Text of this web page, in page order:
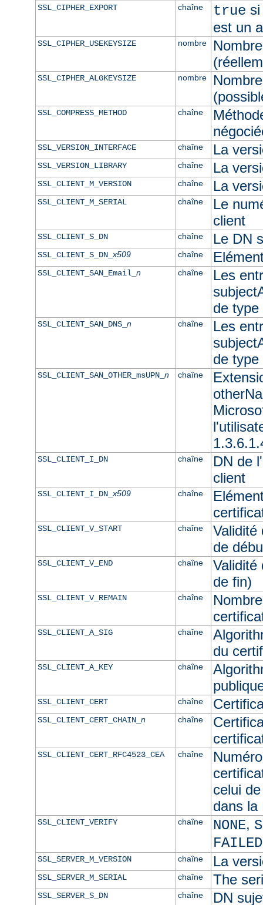
SSL_CIPHER_EXPORT chaîne true
est un
SSL_CIPHER_USEKEYSIZE nombre
SSL_CIPHER_ALGKEYSIZE nombre
SSL_COMPRESS_METHOD chaîne
SSL_VERSION_INTERFACE chaîne La
SSL_VERSION_LIBRARY chaîne La
SSL_CLIENT_M_VERSION chaîne La
SSL_CLIENT_M_SERIAL chaîne
Le
client
SSL_CLIENT_S_DN chaîne Le DN
SSL_CLIENT_S_DN_x509 chaîne
SSL_CLIENT_SAN_Email_ n chaîne
Les
de type
SSL_CLIENT_SAN_DNS_ n chaîne
Les
de type
SSL_CLIENT_SAN_OTHER_msUPN_ n chaîne
SSL_CLIENT_I_DN chaîne
DN de
client
SSL_CLIENT_I_DN_x509 chaîne
SSL_CLIENT_V_START chaîne
Validité
de
SSL_CLIENT_V_END chaîne
Validité
de fin)
SSL_CLIENT_V_REMAIN chaîne
SSL_CLIENT_A_SIG chaîne
du
SSL_CLIENT_A_KEY chaîne
SSL_CLIENT_CERT chaîne
SSL_CLIENT_CERT_CHAIN_ n chaîne
SSL_CLIENT_CERT_RFC4523_CEA chaîne
celui
dans la
SSL_CLIENT_VERIFY chaîne NONE,
SSL_SERVER_M_VERSION chaîne La
SSL_SERVER_M_SERIAL chaîne The
SSL_SERVER_S_DN chaîne DN